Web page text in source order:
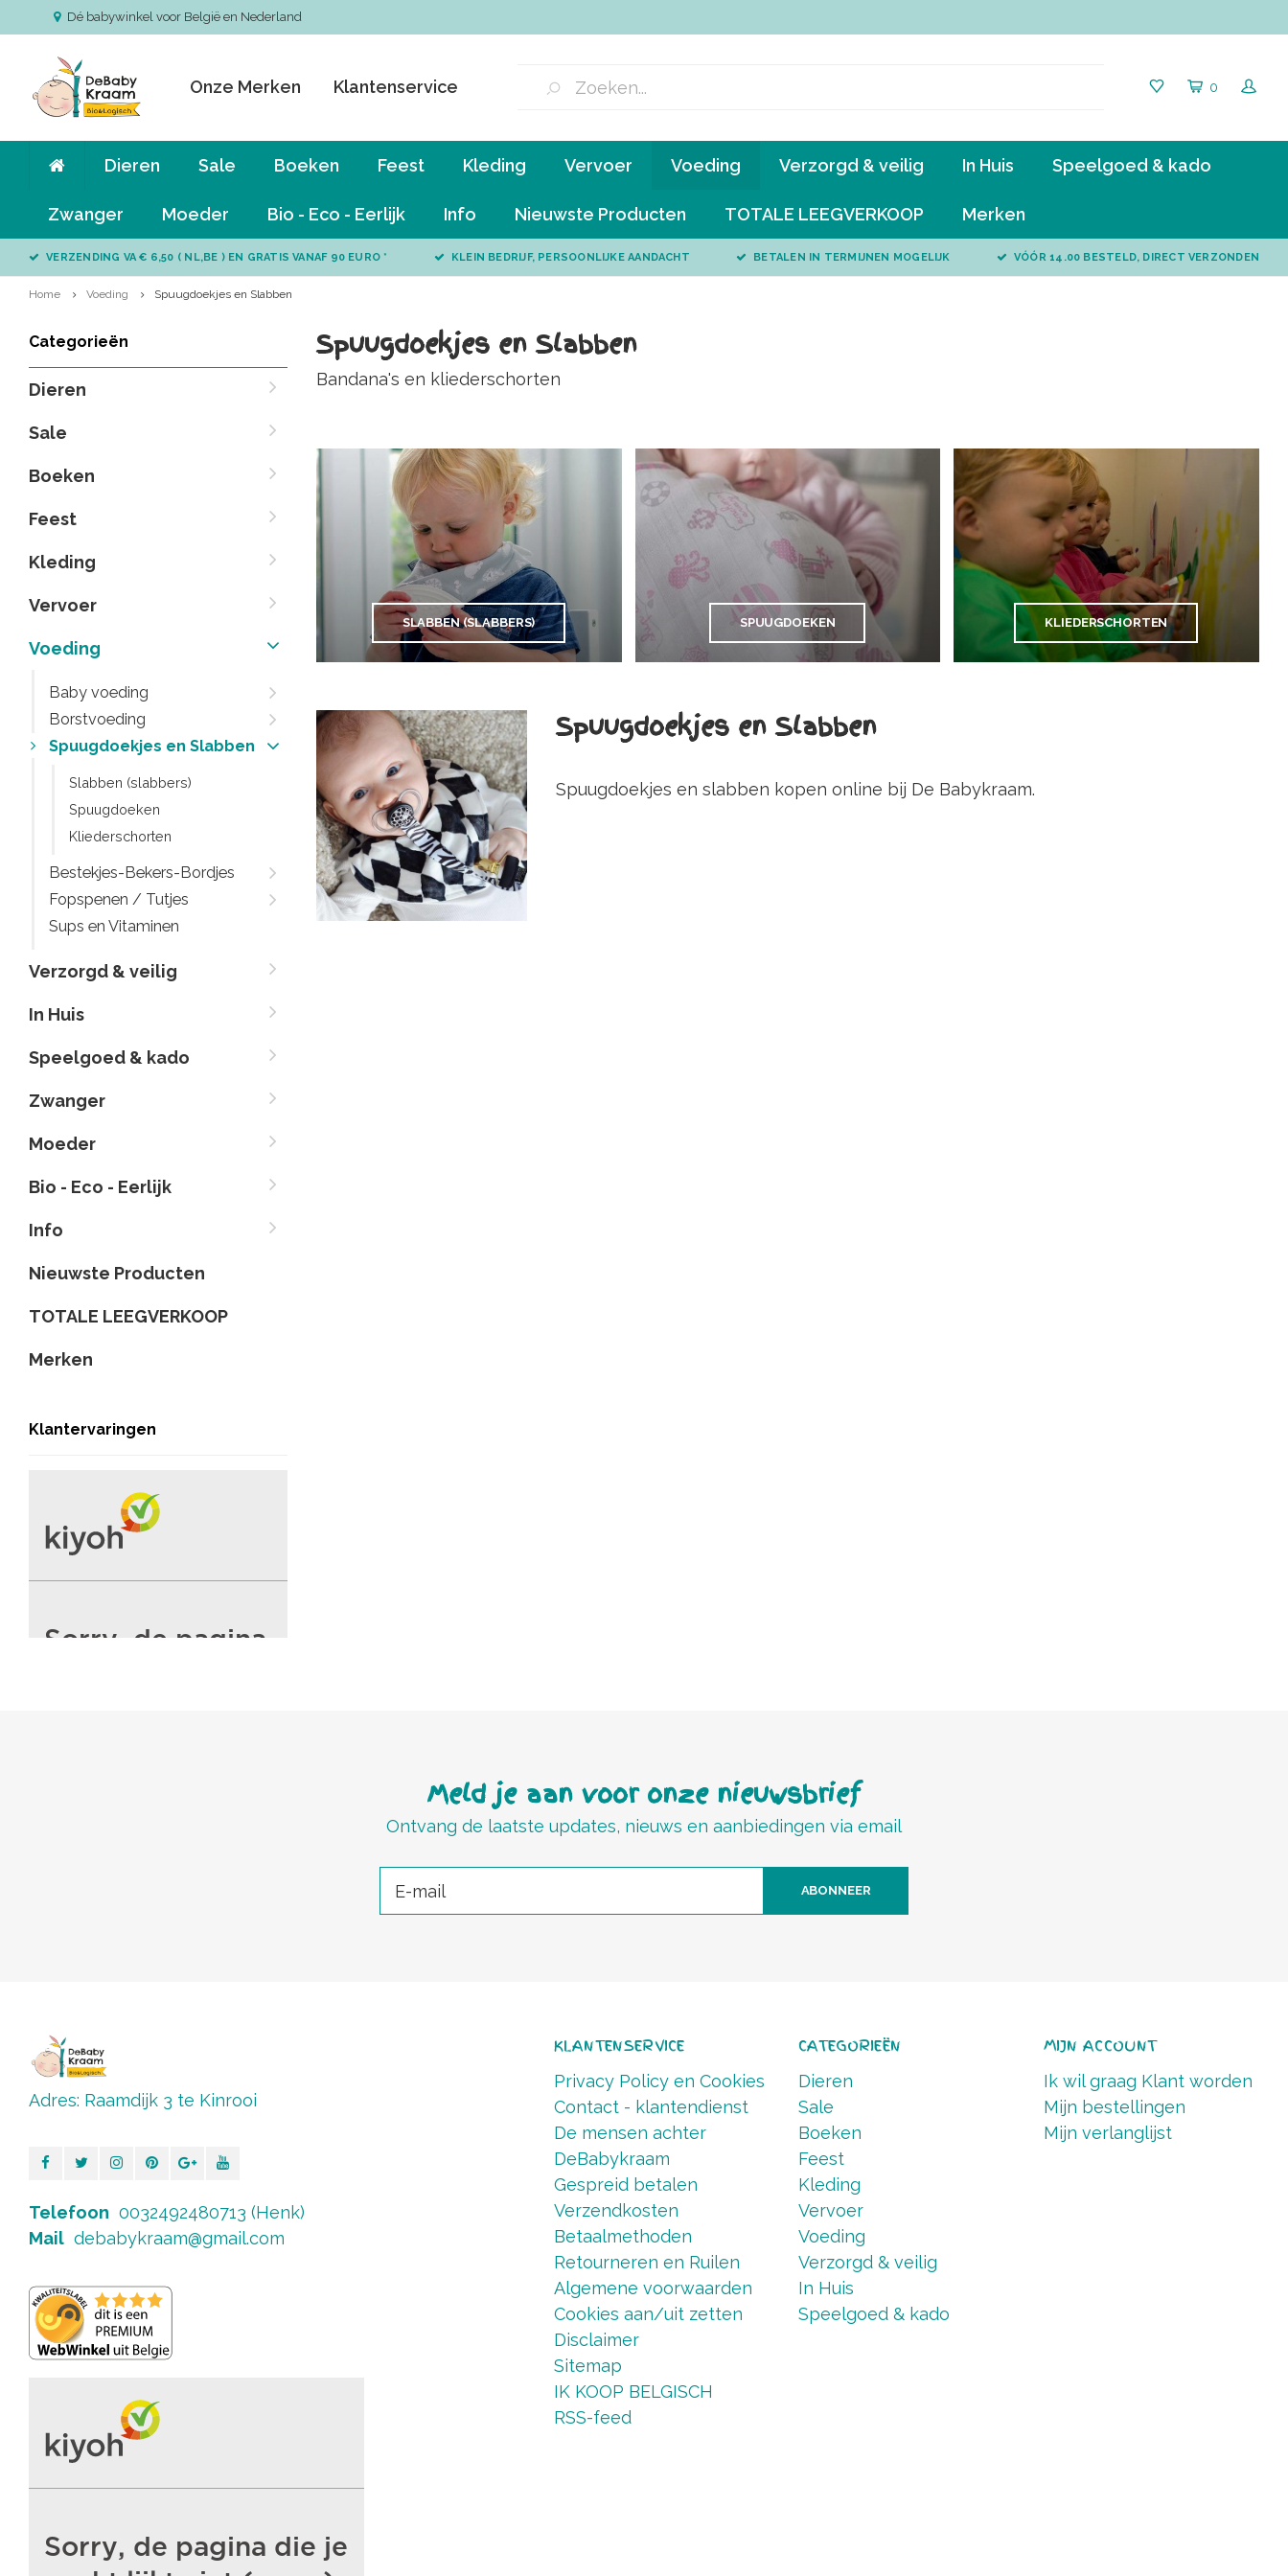
Dé babywinkel voor België en Nederland
Onze Merken Klantenservice 0
Dieren Sale Boeken Feest Kleding Vervoer Voeding Verzorgd & veilig In Huis Speelgoed & kado
Zwanger Moeder Bio - Eco - Eerlijk Info Nieuwste Producten TOTALE LEEGVERKOOP Merken
VERZENDING VA € 6,50 ( NL,BE ) EN GRATIS VANAF 90 EURO * KLEIN BEDRIJF, PERSOONLIJKE AANDACHT BETALEN IN TERMIJNEN MOGELIJK VÓÓR 14.00 BESTELD, DIRECT VERZONDEN
Home Voeding Spuugdoekjes en Slabben
Categorieën
Dieren
Sale
Boeken
Feest
Kleding
Vervoer
Voeding
Baby voeding
Borstvoeding
Spuugdoekjes en Slabben
Slabben (slabbers)
Spuugdoeken
Kliederschorten
Bestekjes-Bekers-Bordjes
Fopspenen / Tutjes
Sups en Vitaminen
Verzorgd & veilig
In Huis
Speelgoed & kado
Zwanger
Moeder
Bio - Eco - Eerlijk
Info
Nieuwste Producten
TOTALE LEEGVERKOOP
Merken
Klantervaringen
Spuugdoekjes en Slabben
Bandana's en kliederschorten
SLABBEN (SLABBERS) SPUUGDOEKEN KLIEDERSCHORTEN
Spuugdoekjes en Slabben
Spuugdoekjes en slabben kopen online bij De Babykraam.
Meld je aan voor onze nieuwsbrief
Ontvang de laatste updates, nieuws en aanbiedingen via email
ABONNEER
Adres: Raamdijk 3 te Kinrooi
Telefoon 0032492480713 (Henk)
Mail debabykraam@gmail.com
KLANTENSERVICE
Privacy Policy en Cookies
Contact - klantendienst
De mensen achter
DeBabykraam
Gespreid betalen
Verzendkosten
Betaalmethoden
Retourneren en Ruilen
Algemene voorwaarden
Cookies aan/uit zetten
Disclaimer
Sitemap
IK KOOP BELGISCH
RSS-feed
CATEGORIEËN
Dieren
Sale
Boeken
Feest
Kleding
Vervoer
Voeding
Verzorgd & veilig
In Huis
Speelgoed & kado
MIJN ACCOUNT
Ik wil graag Klant worden
Mijn bestellingen
Mijn verlanglijst